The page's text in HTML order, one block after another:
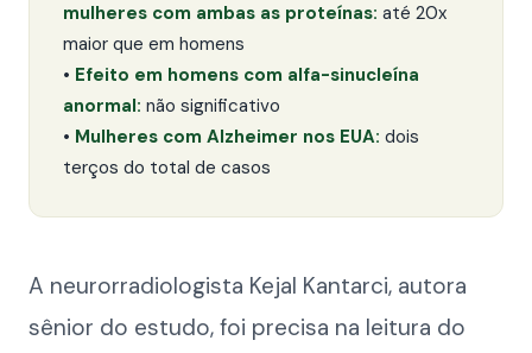
mulheres com ambas as proteínas: até 20x
maior que em homens
• Efeito em homens com alfa-sinucleína
anormal: não significativo
• Mulheres com Alzheimer nos EUA: dois
terços do total de casos
A neurorradiologista Kejal Kantarci, autora
sênior do estudo, foi precisa na leitura do